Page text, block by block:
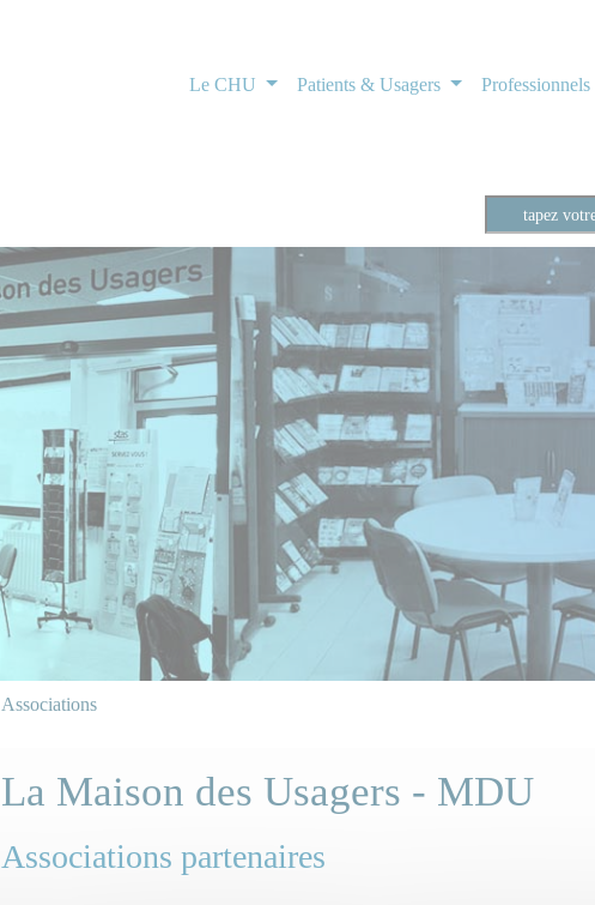
Le CHU Patients & Usagers Professionnels
Associations
La Maison des Usagers - MDU
Associations partenaires